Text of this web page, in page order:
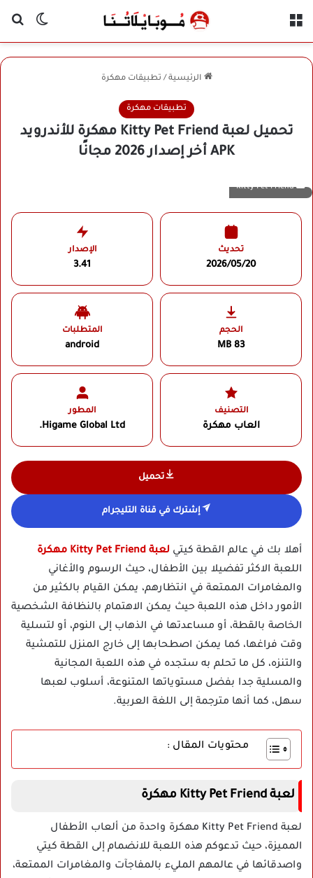
الوضع
الرئيسية / تطبيقات مهكرة
تطبيقات مهكرة
تحميل لعبة Kitty Pet Friend مهكرة للأندرويد
APK أخر إصدار 2026 مجانًا
Kitty Pet Friend
تحديث
2026/05/20
الإصدار
3.41
الحجم
83 MB
المتطلبات
android
التصنيف
العاب مهكرة
المطور
Higame Global Ltd.‏
تحميل
إشترك في قناة التليجرام
أهلا بك في عالم القطة كيتي لعبة Kitty Pet Friend مهكرة
اللعبة الاكثر تفضيلا بين الأطفال، حيث الرسوم والأغاني
والمغامرات الممتعة في انتظارهم، يمكن القيام بالكثير من
الأمور داخل هذه اللعبة حيث يمكن الاهتمام بالنظافة الشخصية
الخاصة بالقطة، أو مساعدتها في الذهاب إلى النوم، أو لتسلية
وقت فراغها، كما يمكن اصطحابها إلى خارج المنزل للتمشية
والتنزه، كل ما تحلم به ستجده في هذه اللعبة المجانية
والمسلية جدا بفضل مستوياتها المتنوعة، أسلوب لعبها
سهل، كما أنها مترجمة إلى اللغة العربية.
محتويات المقال :
لعبة Kitty Pet Friend مهكرة
لعبة Kitty Pet Friend مهكرة واحدة من ألعاب الأطفال
المميزة، حيث تدعوكم هذه اللعبة للانضمام إلى القطة كيتي
واصدقائها في عالمهم المليء بالمفاجآت والمغامرات الممتعة،